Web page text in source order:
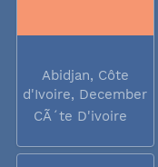
Abidjan, Côte
d'Ivoire, December
2017
CÃ´te D'ivoire